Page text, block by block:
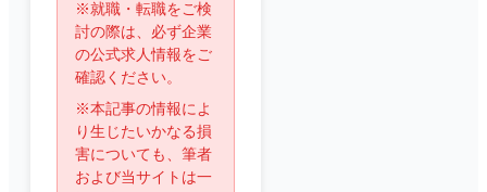
※就職・転職をご検
討の際は、必ず企業
の公式求人情報をご
確認ください。
※本記事の情報によ
り生じたいかなる損
害についても、筆者
および当サイトは一